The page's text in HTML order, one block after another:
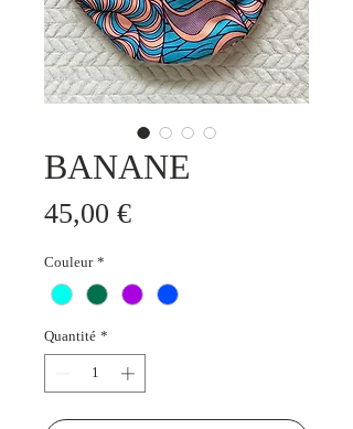
BANANE
45,00 €Prix
Couleur *
Quantité *